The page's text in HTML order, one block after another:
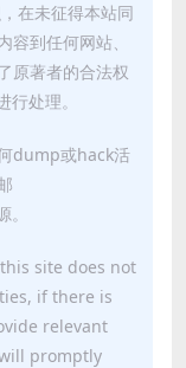
在未征得本站同
到任何网站、
原著者的合法权
处理。
dump或hack活
site does not
if there is
relevant
promptly